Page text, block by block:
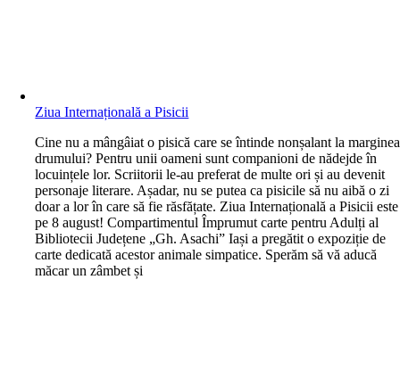
Ziua Internațională a Pisicii
Cine nu a mângâiat o pisică care se întinde nonșalant la marginea
drumului? Pentru unii oameni sunt companioni de nădejde în
locuințele lor. Scriitorii le-au preferat de multe ori și au devenit
personaje literare. Așadar, nu se putea ca pisicile să nu aibă o zi
doar a lor în care să fie răsfățate. Ziua Internațională a Pisicii este
pe 8 august! Compartimentul Împrumut carte pentru Adulți al
Bibliotecii Județene „Gh. Asachi” Iași a pregătit o expoziție de
carte dedicată acestor animale simpatice. Sperăm să vă aducă
măcar un zâmbet și